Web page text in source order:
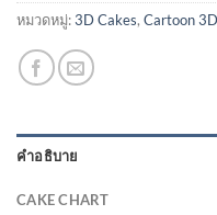
หมวดหมู่:3D Cakes, Cartoon
คำอธิบาย
CAKE CHART